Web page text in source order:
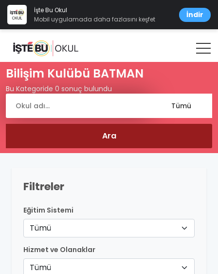
İşte Bu Okul
Mobil uygulamada daha fazlasını keşfet
İndir
Bilişim Kulübü BATMAN
Bu Kategoride 0 sonuç bulundu
Filtreler
Eğitim Sistemi
Tümü
Hizmet ve Olanaklar
Tümü